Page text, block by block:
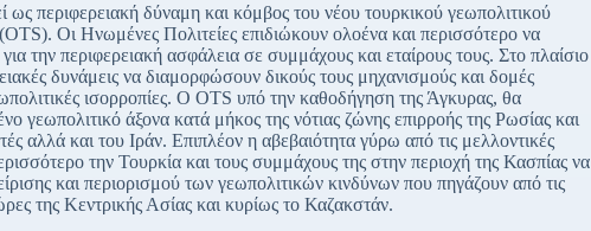
περιφερειακή δύναμη και κόμβος του νέου τουρκικού γεωπολιτικού
Οι Ηνωμένες Πολιτείες επιδιώκουν ολοένα και περισσότερο να
την περιφερειακή ασφάλεια σε συμμάχους και εταίρους τους. Στο πλαίσιο
δυνάμεις να διαμορφώσουν δικούς τους μηχανισμούς και δομές
ισορροπίες. Ο OTS υπό την καθοδήγηση της Άγκυρας, θα
γεωπολιτικό άξονα κατά μήκος της νότιας ζώνης επιρροής της Ρωσίας και
αλλά και του Ιράν. Επιπλέον η αβεβαιότητα γύρω από τις μελλοντικές
την Τουρκία και τους συμμάχους της στην περιοχή της Κασπίας να
και περιορισμού των γεωπολιτικών κινδύνων που πηγάζουν από τις
της Κεντρικής Ασίας και κυρίως το Καζακστάν.